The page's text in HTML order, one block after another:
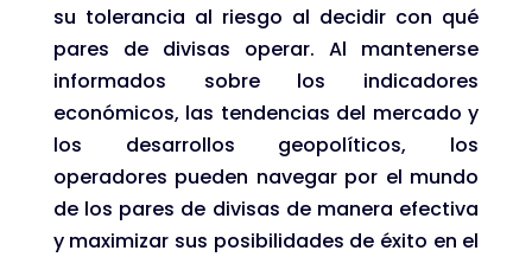
su tolerancia al riesgo al decidir con qué
pares de divisas operar. Al mantenerse
informados sobre los indicadores
económicos, las tendencias del mercado y
los desarrollos geopolíticos, los
operadores pueden navegar por el mundo
de los pares de divisas de manera efectiva
y maximizar sus posibilidades de éxito en el